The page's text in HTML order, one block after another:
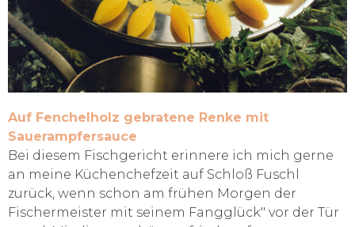
Auf Fenchelholz gebratene Renke mit
Sauerampfersauce
Bei diesem Fischgericht erinnere ich mich gerne
an meine Küchenchefzeit auf Schloß Fuschl
zurück, wenn schon am frühen Morgen der
Fischermeister mit seinem Fangglück" vor der Tür